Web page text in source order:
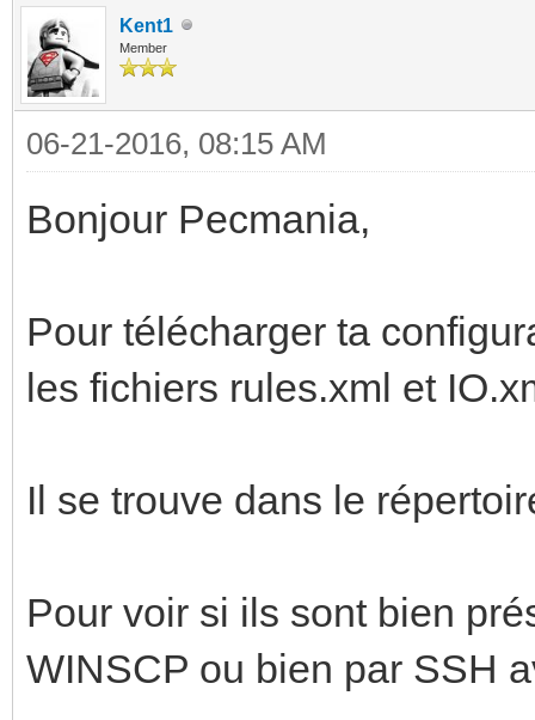
Kent1
Member
06-21-2016, 08:15 AM
Bonjour Pecmania,
Pour télécharger ta
les fichiers rules.xml et
Il se trouve dans le
Pour voir si ils sont bien
WINSCP ou bien par SSH